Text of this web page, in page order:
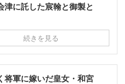
津に託した宸翰と御製と
続きを見る
将軍に嫁いだ皇女・和宮